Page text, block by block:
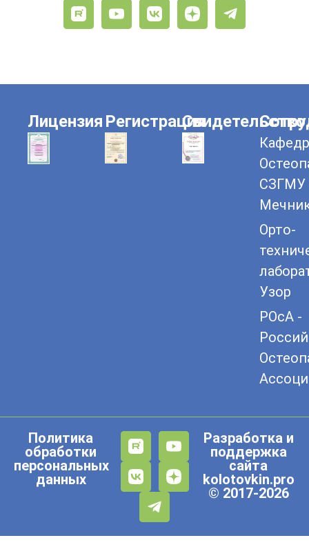
Лицензия РегистрацияСвидетельство
СЗГМУ
Орто-
Узор
РОсА -
Политика
обработки
персональных
данных
Разработка и
поддержка
сайта
kolotovkin.pro
© 2017-2026